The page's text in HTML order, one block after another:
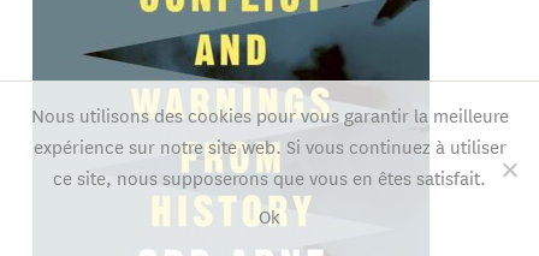
Nous utilisons des cookies pour vous garantir la meilleure
expérience sur notre site web. Si vous continuez à utiliser
ce site, nous supposerons que vous en êtes satisfait.
Ok